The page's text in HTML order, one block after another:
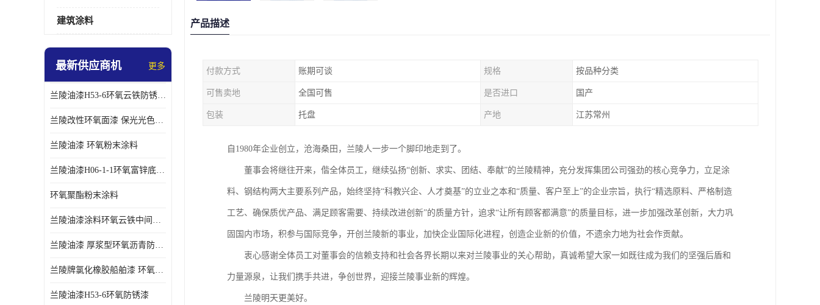
建筑涂料
最新供应商机 更多
兰陵油漆H53-6环氧云铁防锈漆链接性能强
兰陵改性环氧面漆 保光光色性更好 适用于室外防腐耐候性好
兰陵油漆 环氧粉末涂料
兰陵油漆H06-1-1环氧富锌底漆 船舶桥梁铁塔储罐防锈漆
环氧聚酯粉末涂料
兰陵油漆涂料环氧云铁中间漆、环氧煤沥青漆
兰陵油漆 厚浆型环氧沥青防锈漆 埋地管道专用漆
兰陵牌氯化橡胶船舶漆 环氧富锌底漆
兰陵油漆H53-6环氧防锈漆
产品描述
付款方式 账期可谈 规格 按品种分类
可售卖地 全国可售 是否进口 国产
包装 托盘 产地 江苏常州
自1980年企业创立，沧海桑田，兰陵人一步一个脚印地走到了。
董事会将继往开来，偕全体员工，继续弘扬“创新、求实、团结、奉献”的兰陵精神，充分发挥集团公司强劲的核心竞争力，立足涂
料、钢结构两大主要系列产品，始终坚持“科教兴企、人才奠基”的立业之本和“质量、客户至上”的企业宗旨，执行“精选原料、严格制造
工艺、确保质优产品、满足顾客需要、持续改进创新”的质量方针，追求“让所有顾客都满意”的质量目标，进一步加强改革创新，大力巩
固国内市场，积参与国际竞争，开创兰陵新的事业，加快企业国际化进程，创造企业新的价值，不遗余力地为社会作贡献。
衷心感谢全体员工对董事会的信赖支持和社会各界长期以来对兰陵事业的关心帮助，真诚希望大家一如既往成为我们的坚强后盾和
力量源泉，让我们携手共进，争创世界，迎接兰陵事业新的辉煌。
兰陵明天更美好。